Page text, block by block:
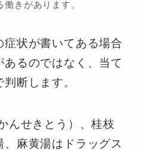
きがあります。
状が書いてある場合
るのではなく、当て
断します。
んせきとう）、桂枝
麻黄湯はドラッグス